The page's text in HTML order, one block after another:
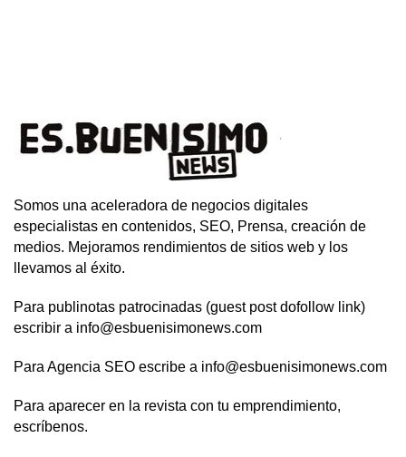
Somos una aceleradora de negocios digitales
especialistas en contenidos, SEO, Prensa, creación de
medios. Mejoramos rendimientos de sitios web y los
llevamos al éxito.
Para publinotas patrocinadas (guest post dofollow link)
escribir a info@esbuenisimonews.com
Para Agencia SEO escribe a info@esbuenisimonews.com
Para aparecer en la revista con tu emprendimiento,
escríbenos.